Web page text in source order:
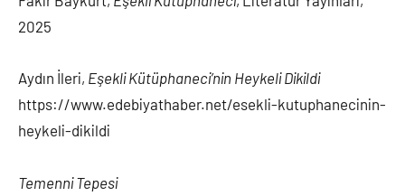
2025
Aydın İleri, Eşekli Kütüphaneci’nin Heykeli Dikildi
https://www.edebiyathaber.net/esekli-kutuphanecinin-
heykeli-dikildi
Temenni Tepesi